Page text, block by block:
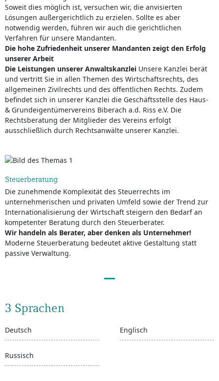
Soweit dies möglich ist, versuchen wir, die anvisierten
Lösungen außergerichtlich zu erzielen. Sollte es aber
notwendig werden, führen wir auch die gerichtlichen
Verfahren für unsere Mandanten.
Die hohe Zufriedenheit unserer Mandanten zeigt den Erfolg
unserer Arbeit
Die Leistungen unserer Anwaltskanzlei Unsere Kanzlei berät
und vertritt Sie in allen Themen des Wirtschaftsrechts, des
allgemeinen Zivilrechts und des öffentlichen Rechts. Zudem
befindet sich in unserer Kanzlei die Geschäftsstelle des Haus-
& Grundeigentümervereins Biberach a.d. Riss e.V. Die
Rechtsberatung der Mitglieder des Vereins erfolgt
ausschließlich durch Rechtsanwälte unserer Kanzlei.
Steuerberatung
Die zunehmende Komplexität des Steuerrechts im
unternehmerischen und privaten Umfeld sowie der Trend zur
Internationalisierung der Wirtschaft steigern den Bedarf an
kompetenter Beratung durch den Steuerberater.
Wir handeln als Berater, aber denken als Unternehmer!
Moderne Steuerberatung bedeutet aktive Gestaltung statt
passive Verwaltung.
3 Sprachen
Deutsch Englisch
Russisch